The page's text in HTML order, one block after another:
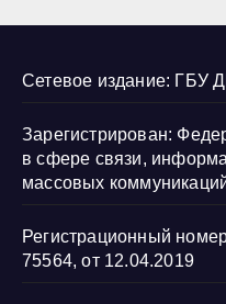
Сетевое издание: ГБУ
Зарегистрирован:
в сфере связи,
массовых
Регистрационный
75564, от 12.04.2019